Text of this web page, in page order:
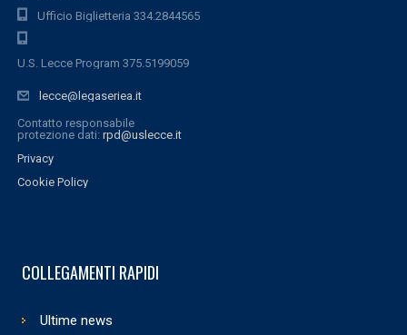
Ufficio Biglietteria 334.2844565
U.S. Lecce Program 375.5199059
lecce@legaseriea.it
Contatto responsabile
protezione dati: rpd@uslecce.it
Privacy
Cookie Policy
COLLEGAMENTI RAPIDI
Ultime news